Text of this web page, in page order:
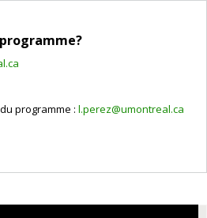
programme : l.perez@umontreal.ca